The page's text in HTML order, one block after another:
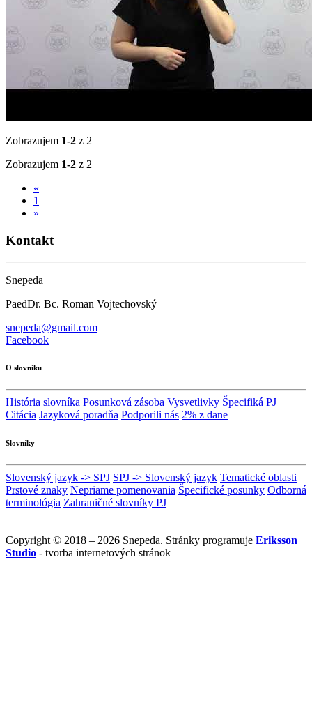
Zobrazujem 1-2 z 2
Zobrazujem 1-2 z 2
«
1
»
Kontakt
Snepeda
PaedDr. Bc. Roman Vojtechovský
snepeda@gmail.com
Facebook
O slovníku
História slovníka Posunková zásoba Vysvetlivky Špecifiká PJ
Citácia Jazyková poradňa Podporili nás 2% z dane
Slovníky
Slovenský jazyk -> SPJ SPJ -> Slovenský jazyk Tematické oblasti
Prstové znaky Nepriame pomenovania Špecifické posunky Odborná
terminológia Zahraničné slovníky PJ
Copyright © 2018 – 2026 Snepeda. Stránky programuje Eriksson
Studio - tvorba internetových stránok